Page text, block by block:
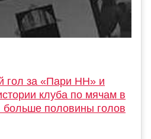
гол за «Пари НН» и
клуба по мячам в
половины голов